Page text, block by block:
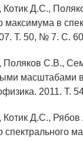
Котик Д.С.,
максимума в
Т. 50, № 7. С.
С.В.,
масштабами
2011. Т.
Д.С.,
спектрального